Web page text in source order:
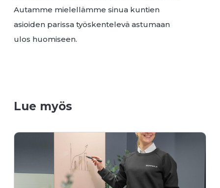
Autamme mielellämme sinua kuntien
asioiden parissa työskentelevä astumaan
ulos huomiseen.
Lue myös